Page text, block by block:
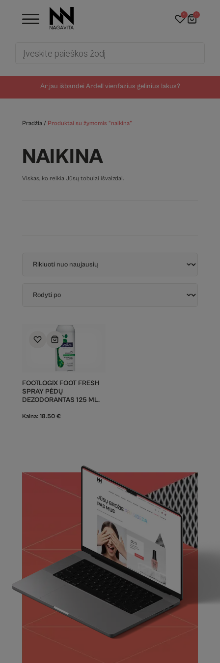
Ar jau išbandei Ardell vienfazius gelinius lakus?
0 0
Pradžia/ Produktai su žymomis “naikina”
NAIKINA
Viskas, ko reikia Jūsų tobulai išvaizdai.
FOOTLOGIX FOOT FRESH
SPRAY PĖDŲ
DEZODORANTAS 125 ML.
Kaina: 18.50 €